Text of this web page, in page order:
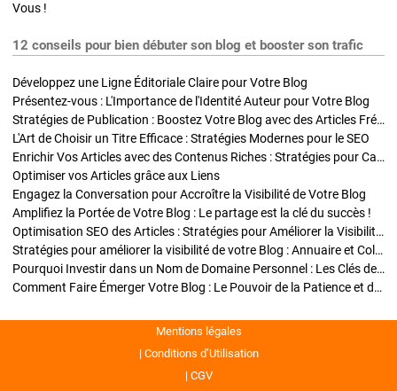
Vous !
12 conseils pour bien débuter son blog et booster son trafic
Développez une Ligne Éditoriale Claire pour Votre Blog
Présentez-vous : L'Importance de l'Identité Auteur pour Votre Blog
Stratégies de Publication : Boostez Votre Blog avec des Articles Fréquents et Exclusifs
L'Art de Choisir un Titre Efficace : Stratégies Modernes pour le SEO
Enrichir Vos Articles avec des Contenus Riches : Stratégies pour Captiver et Optimiser
Optimiser vos Articles grâce aux Liens
Engagez la Conversation pour Accroître la Visibilité de Votre Blog
Amplifiez la Portée de Votre Blog : Le partage est la clé du succès !
Optimisation SEO des Articles : Stratégies pour Améliorer la Visibilité de Votre Blog
Stratégies pour améliorer la visibilité de votre Blog : Annuaire et Collaborations
Pourquoi Investir dans un Nom de Domaine Personnel : Les Clés de la Réussite de Votre Blog
Comment Faire Émerger Votre Blog : Le Pouvoir de la Patience et de la Persévérance
Mentions légales
Conditions d’Utilisation
CGV